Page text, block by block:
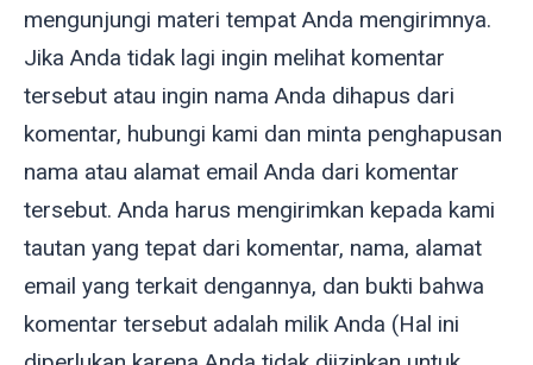
mengunjungi materi tempat Anda mengirimnya.
Jika Anda tidak lagi ingin melihat komentar
tersebut atau ingin nama Anda dihapus dari
komentar, hubungi kami dan minta penghapusan
nama atau alamat email Anda dari komentar
tersebut. Anda harus mengirimkan kepada kami
tautan yang tepat dari komentar, nama, alamat
email yang terkait dengannya, dan bukti bahwa
komentar tersebut adalah milik Anda (Hal ini